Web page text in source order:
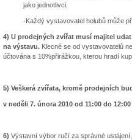
jako jednotlivci.
-Každý vystavovatel holubů může
4) U prodejných zvířat musí majitel
na výstavu. Klecné se od vystavovatelů
účtována s 10%přirážkou, kterou hradí
5) Veškerá zvířata, kromě prodejních
v neděli 7. února 2010 od 11:00 do
6) Výstavní výbor ručí za správné